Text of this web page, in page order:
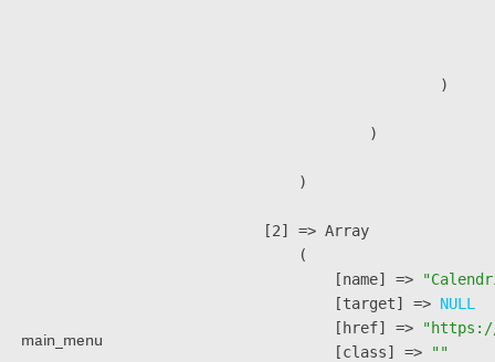
main_menu
                        )
                )
        )
    [2] => Array
        (
            [name] =>
            [target] =>
NULL
            [href] =>
            [class] =>
""